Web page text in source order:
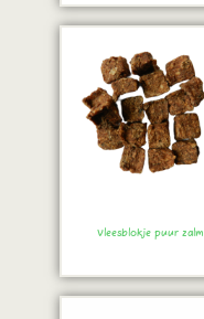
Vleesblokje puur zalm